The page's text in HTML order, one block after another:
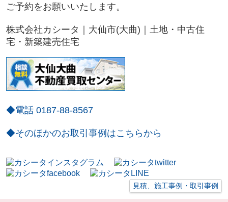
ご予約をお願いいたします。
株式会社カシータ｜大仙市(大曲)｜土地・中古住
宅・新築建売住宅
◆電話 0187-88-8567
◆そのほかのお取引事例はこちらから
見積、施工事例・取引事例